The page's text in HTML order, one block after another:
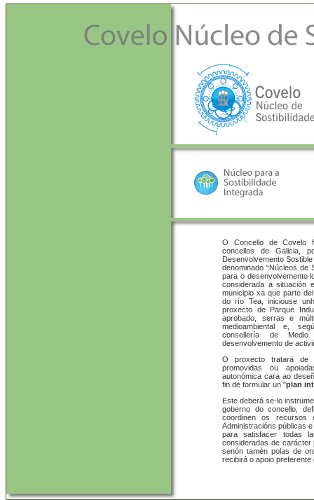
O Concello de Covelo
concellos de Galicia,
Desenvolvemento
denominado “Núcleos de
para o desenvolvemento
considerada a situación
municipio xa que parte
do río Tea, iniciouse
proxecto de Parque
aprobado, serras e
medioambiental e,
consellería de
desenvolvemento de
O proxecto tratará de
promovidas ou
autonómica cara ao
fin de formular un "plan
Este deberá se-lo
goberno do concello,
coordinen os recursos
Administracións públicas
para satisfacer todas
consideradas de carácter
senón tamén polas de
recibirá o apoio